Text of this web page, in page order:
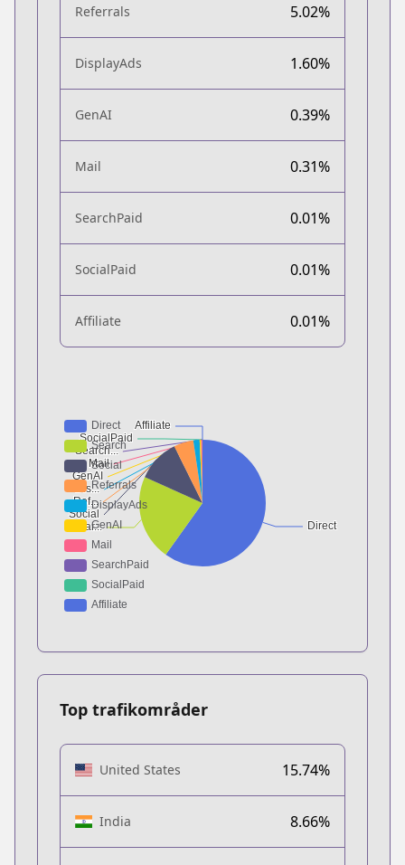
Referrals 5.02%
DisplayAds 1.60%
GenAI 0.39%
Mail 0.31%
SearchPaid 0.01%
SocialPaid 0.01%
Affiliate 0.01%
Top trafikområder
United States 15.74%
India 8.66%